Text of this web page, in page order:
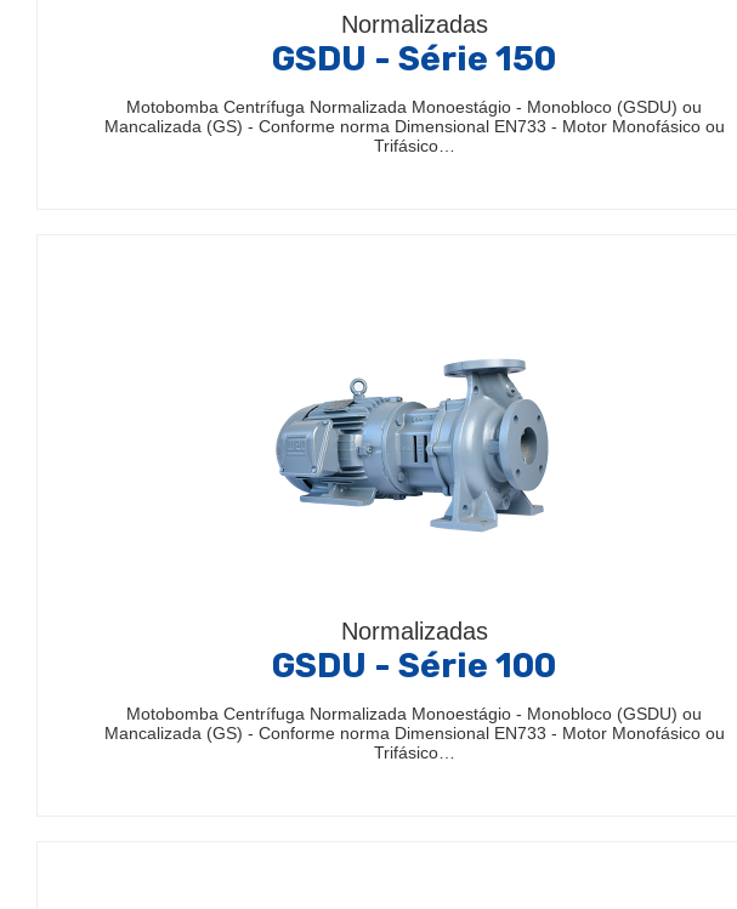
Normalizadas
GSDU - Série 150
Motobomba Centrífuga Normalizada Monoestágio - Monobloco (GSDU) ou
Mancalizada (GS) - Conforme norma Dimensional EN733 - Motor Monofásico ou
Trifásico…
Normalizadas
GSDU - Série 100
Motobomba Centrífuga Normalizada Monoestágio - Monobloco (GSDU) ou
Mancalizada (GS) - Conforme norma Dimensional EN733 - Motor Monofásico ou
Trifásico…